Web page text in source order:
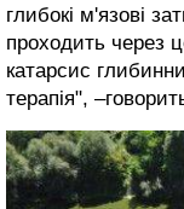
глибокі м'язові
проходить через
катарсис
терапія",